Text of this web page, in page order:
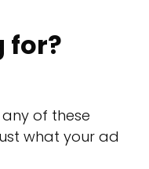
for?
of these
what your ad